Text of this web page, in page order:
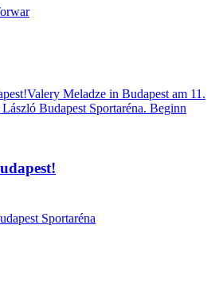
Valery Meladze in Budapest am 11.
Budapest Sportaréna. Beginn
Sportaréna